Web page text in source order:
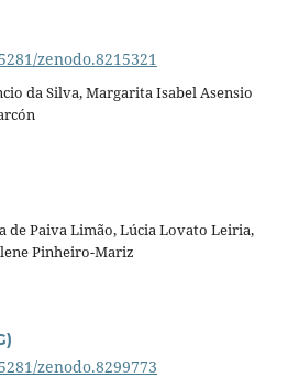
zenodo.8215321
da Silva, Margarita Isabel Asensio
de Paiva Limão, Lúcia Lovato Leiria,
Pinheiro-Mariz
zenodo.8299773